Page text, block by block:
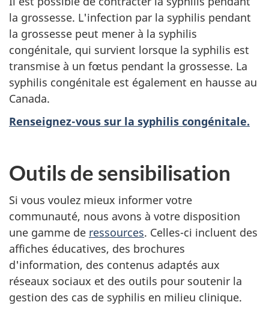
la grossesse. L'infection par la syphilis pendant
la grossesse peut mener à la syphilis
congénitale, qui survient lorsque la syphilis est
transmise à un fœtus pendant la grossesse. La
syphilis congénitale est également en hausse au
Canada.
Renseignez-vous sur la syphilis congénitale.
Outils de sensibilisation
Si vous voulez mieux informer votre
communauté, nous avons à votre disposition
une gamme de ressources. Celles-ci incluent des
affiches éducatives, des brochures
d'information, des contenus adaptés aux
réseaux sociaux et des outils pour soutenir la
gestion des cas de syphilis en milieu clinique.